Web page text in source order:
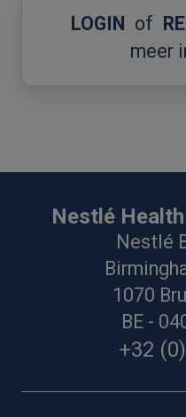
LOGIN of
meer
Nestlé
Nestlé
1070
BE -
+32